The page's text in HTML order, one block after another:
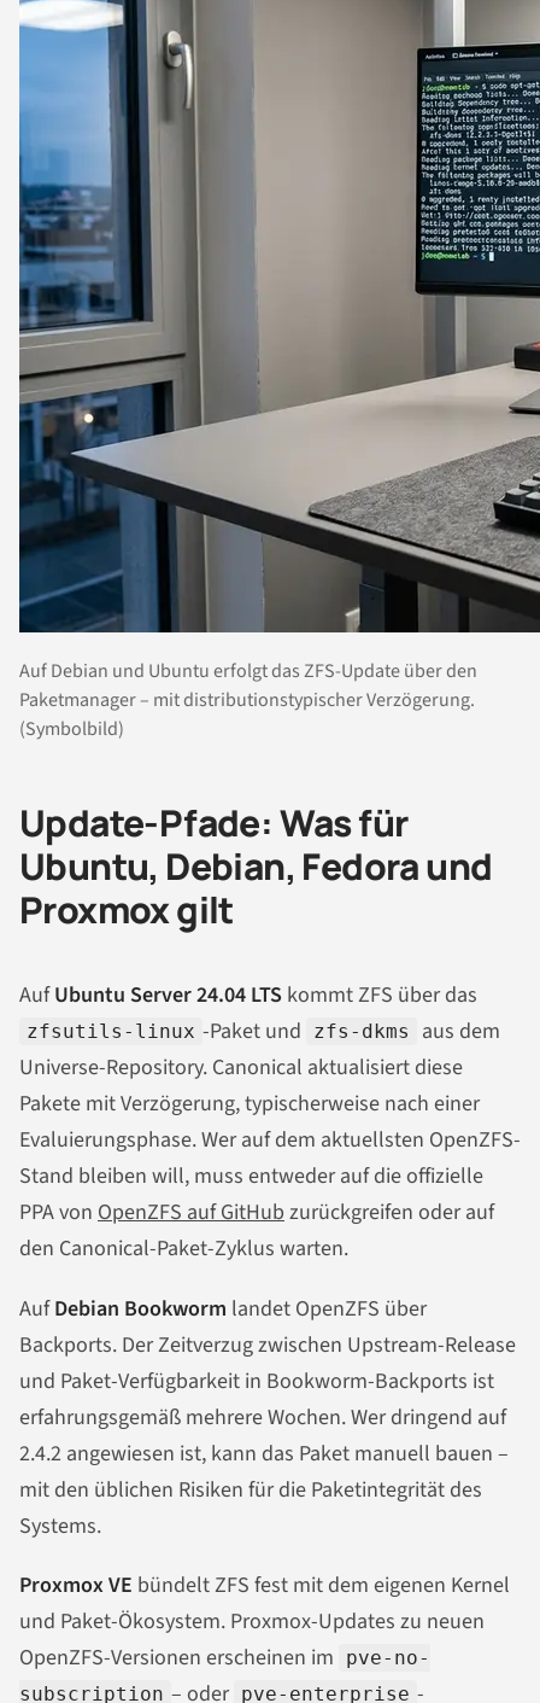
Auf Debian und Ubuntu erfolgt das ZFS-Update über den
Paketmanager – mit distributionstypischer Verzögerung.
(Symbolbild)
Update-Pfade: Was für
Ubuntu, Debian, Fedora und
Proxmox gilt
AufUbuntu Server 24.04 LTS kommt ZFS über das
zfsutils-linux -Paket und zfs-dkms
aus dem
Universe-Repository. Canonical aktualisiert diese
Pakete mit Verzögerung, typischerweise nach einer
Evaluierungsphase. Wer auf dem aktuellsten OpenZFS-
Stand bleiben will, muss entweder auf die offizielle
PPA von OpenZFS auf GitHub zurückgreifen oder auf
den Canonical-Paket-Zyklus warten.
AufDebian Bookworm landet OpenZFS über
Backports. Der Zeitverzug zwischen Upstream-Release
und Paket-Verfügbarkeit in Bookworm-Backports ist
erfahrungsgemäß mehrere Wochen. Wer dringend auf
2.4.2 angewiesen ist, kann das Paket manuell bauen –
mit den üblichen Risiken für die Paketintegrität des
Systems.
Proxmox VE bündelt ZFS fest mit dem eigenen Kernel
und Paket-Ökosystem. Proxmox-Updates zu neuen
OpenZFS-Versionen erscheinen im
pve-no-
subscription – oder pve-enterprise -